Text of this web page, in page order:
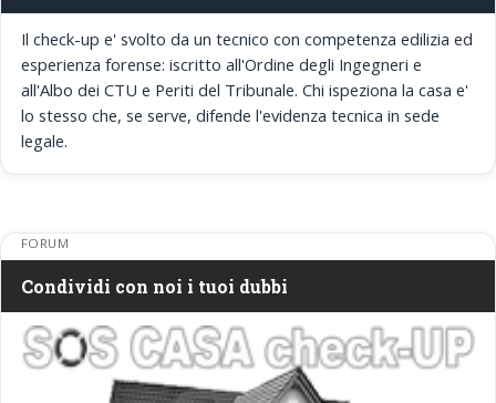
Il check-up e' svolto da un tecnico con competenza edilizia ed
esperienza forense: iscritto all'Ordine degli Ingegneri e
all'Albo dei CTU e Periti del Tribunale. Chi ispeziona la casa e'
lo stesso che, se serve, difende l'evidenza tecnica in sede
legale.
FORUM
Condividi con noi i tuoi dubbi